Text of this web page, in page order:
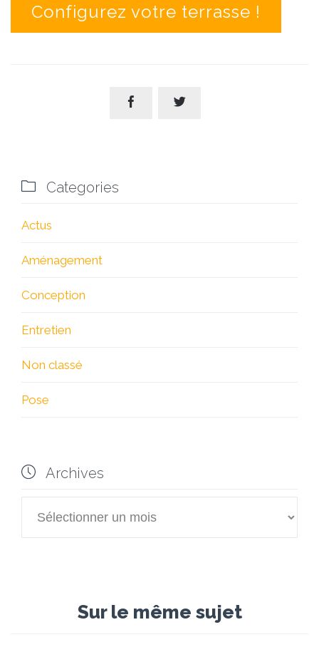
Configurez votre terrasse !
 
 Categories
Actus
Aménagement
Conception
Entretien
Non classé
Pose
 Archives
Archives
Sur le même sujet